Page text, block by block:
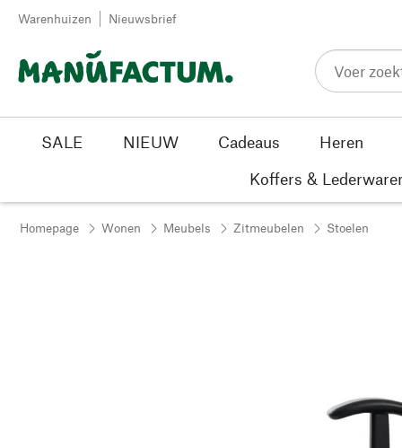
Passer au contenu
Warenhuizen Nieuwsbrief
SALE NIEUW Cadeaus Heren
Koffers &
Homepage Wonen Meubels Zitmeubelen Stoelen